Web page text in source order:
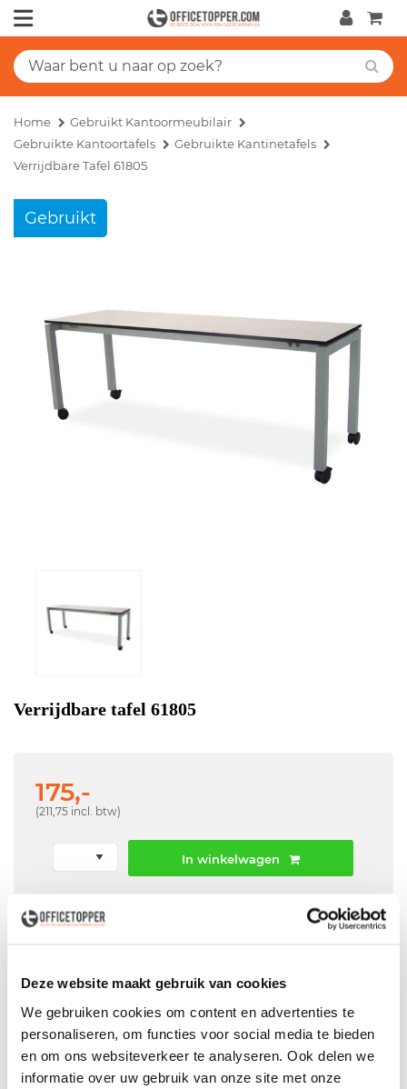
Deze website maakt gebruik van cookies
We gebruiken cookies om content en advertenties te
personaliseren, om functies voor social media te bieden
en om ons websiteverkeer te analyseren. Ook delen we
informatie over uw gebruik van onze site met onze
Home
Gebruikt Kantoormeubilair
Gebruikte Kantoortafels
Gebruikte Kantinetafels
Verrijdbare Tafel 61805
Gebruikt
Verrijdbare tafel 61805
175,-
(211,75 incl. btw)
In winkelwagen
Leveringin België
Zakelijk